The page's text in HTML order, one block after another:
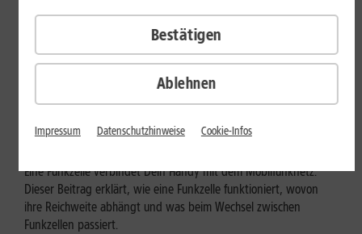
Wie funktioniert eine Funkzelle im
Mobilfunk?
Eine Funkzelle verbindet Dein Handy mit dem Mobilfunknetz.
Dieser Beitrag erklärt, wie eine Funkzelle funktioniert, wovon
ihre Reichweite abhängt und was beim Wechsel zwischen
Funkzellen passiert.
Ablehnen
Bestätigen
Impressum Datenschutzhinweise Cookie-Infos